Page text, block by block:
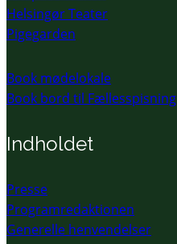
Helsingør Teater
Pigegarden
Book mødelokale
Book bord til Fællesspisning
Indholdet
Presse
Programredaktionen
Generelle henvendelser